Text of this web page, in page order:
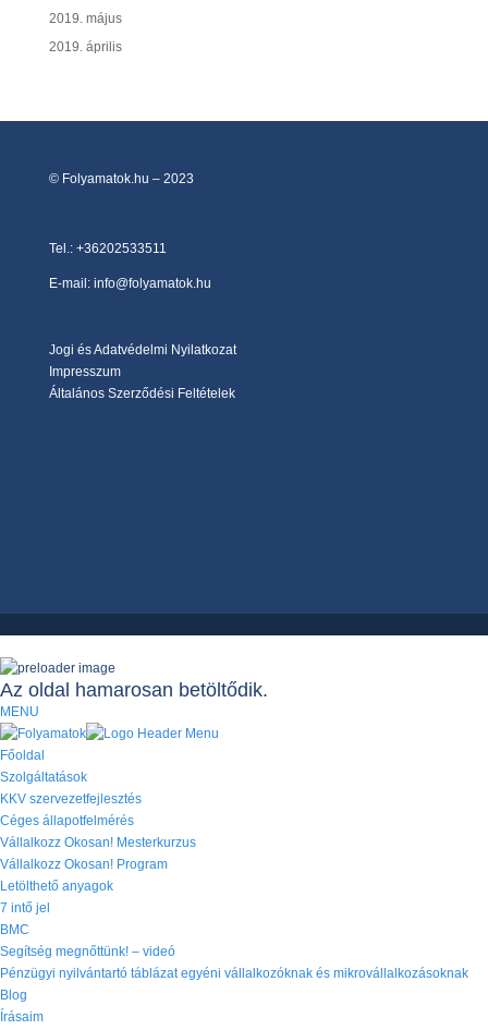
2019. május
2019. április
© Folyamatok.hu – 2023
Tel.: +36202533511
E-mail: info@folyamatok.hu
Jogi és Adatvédelmi Nyilatkozat
Impresszum
Általános Szerződési Feltételek
Az oldal hamarosan betöltődik.
MENU
Főoldal
Szolgáltatások
KKV szervezetfejlesztés
Céges állapotfelmérés
Vállalkozz Okosan! Mesterkurzus
Vállalkozz Okosan! Program
Letölthető anyagok
7 intő jel
BMC
Segítség megnőttünk! – videó
Pénzügyi nyilvántartó táblázat egyéni vállalkozóknak és mikrovállalkozásoknak
Blog
Írásaim